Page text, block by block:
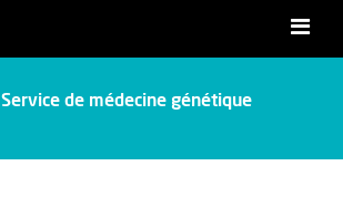
Service de médecine génétique